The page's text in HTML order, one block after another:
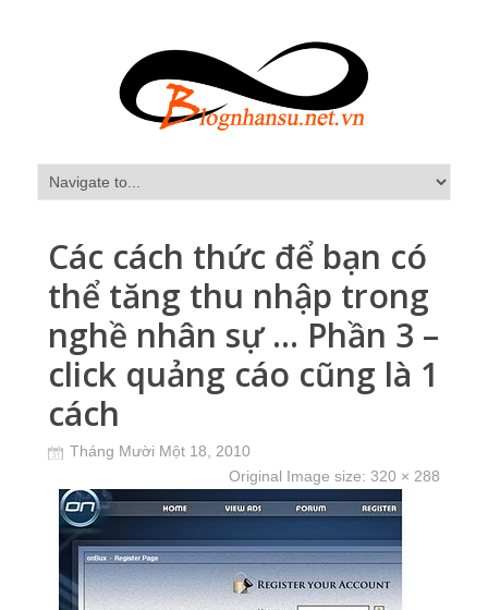
Các cách thức để bạn có
thể tăng thu nhập trong
nghề nhân sự … Phần 3 –
click quảng cáo cũng là 1
cách
Tháng Mười Một 18, 2010
Original Image size: 320 × 288